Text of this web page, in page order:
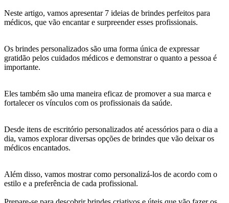
Neste artigo, vamos apresentar 7 ideias de brindes perfeitos para
médicos, que vão encantar e surpreender esses profissionais.
Os brindes personalizados são uma forma única de expressar
gratidão pelos cuidados médicos e demonstrar o quanto a pessoa é
importante.
Eles também são uma maneira eficaz de promover a sua marca e
fortalecer os vínculos com os profissionais da saúde.
Desde itens de escritório personalizados até acessórios para o dia a
dia, vamos explorar diversas opções de brindes que vão deixar os
médicos encantados.
Além disso, vamos mostrar como personalizá-los de acordo com o
estilo e a preferência de cada profissional.